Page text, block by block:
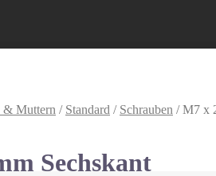
& Muttern / Standard / Schrauben /M7 x
Sechskant